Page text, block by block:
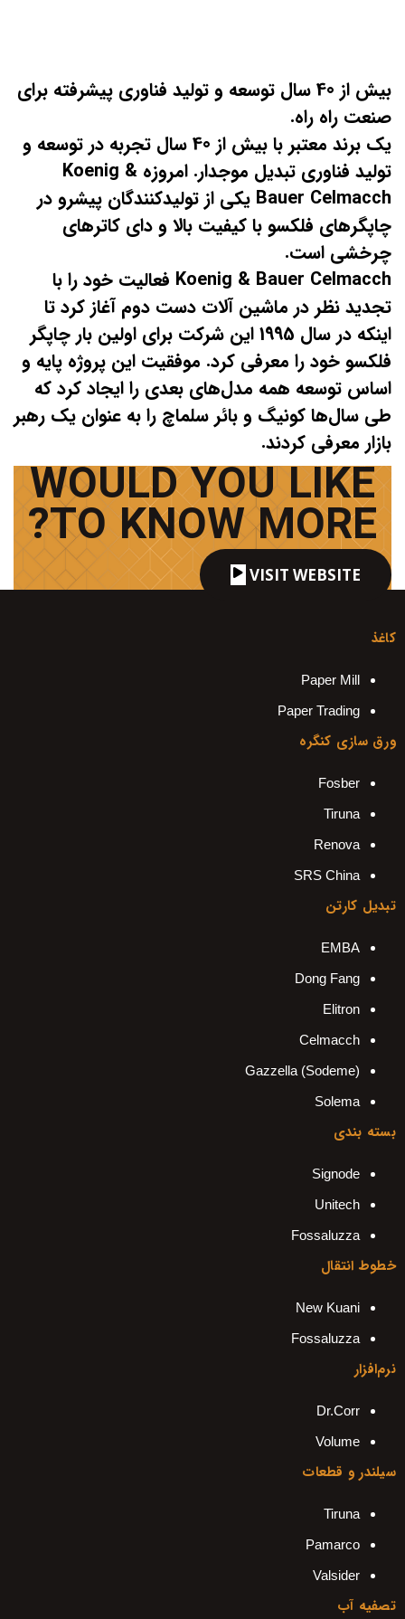
بیش از 40 سال توسعه و تولید فناوری پیشرفته برای
صنعت راه راه.
یک برند معتبر با بیش از 40 سال تجربه در توسعه و
تولید فناوری تبدیل موجدار. امروزه Koenig &
Bauer Celmacch یکی از تولیدکنندگان پیشرو در
چاپگرهای فلکسو با کیفیت بالا و دای کاترهای
چرخشی است.
Koenig & Bauer Celmacch فعالیت خود را با
تجدید نظر در ماشین آلات دست دوم آغاز کرد تا
اینکه در سال 1995 این شرکت برای اولین بار چاپگر
فلکسو خود را معرفی کرد. موفقیت این پروژه پایه و
اساس توسعه همه مدل‌های بعدی را ایجاد کرد که
طی سال‌ها کونیگ و بائر سلماچ را به عنوان یک رهبر
بازار معرفی کردند.
WOULD YOU LIKE
TO KNOW MORE?
VISIT WEBSITE
کاغذ
Paper Mill
Paper Trading
ورق سازی کنگره
Fosber
Tiruna
Renova
SRS China
تبدیل کارتن
EMBA
Dong Fang
Elitron
Celmacch
Gazzella (Sodeme)
Solema
بسته بندی
Signode
Unitech
Fossaluzza
خطوط انتقال
New Kuani
Fossaluzza
نرم‌افزار
Dr.Corr
Volume
سیلندر و قطعات
Tiruna
Pamarco
Valsider
تصفیه آب